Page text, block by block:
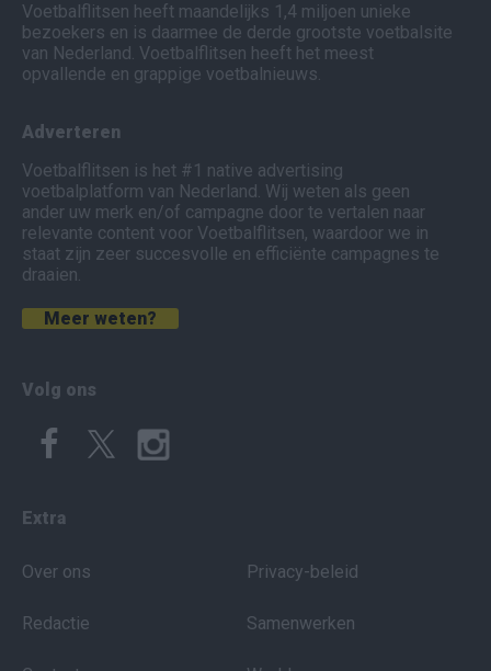
Voetbalflitsen heeft maandelijks 1,4 miljoen unieke
bezoekers en is daarmee de derde grootste voetbalsite
van Nederland. Voetbalflitsen heeft het meest
opvallende en grappige voetbalnieuws.
Adverteren
Voetbalflitsen is het #1 native advertising
voetbalplatform van Nederland. Wij weten als geen
ander uw merk en/of campagne door te vertalen naar
relevante content voor Voetbalflitsen, waardoor we in
staat zijn zeer succesvolle en efficiënte campagnes te
draaien.
Meer weten?
Volg ons
Extra
Over ons
Redactie
Privacy-beleid
Samenwerken